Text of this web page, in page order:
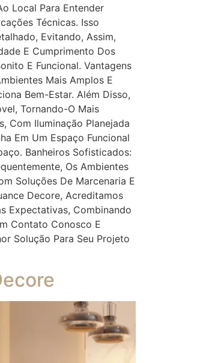
Local Para Entender
Técnicas. Isso
Evitando, Assim,
E Cumprimento Dos
E Funcional. Vantagens
Mais Amplos E
Bem-Estar. Além Disso,
Tornando-O Mais
Com Iluminação Planejada
Em Um Espaço Funcional
Banheiros Sofisticados:
Os Ambientes
Soluções De Marcenaria E
Decore, Acreditamos
Expectativas, Combinando
Contato Conosco E
Solução Para Seu Projeto